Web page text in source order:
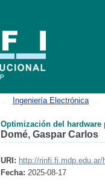
Ingeniería Electrónica
Optimización del hardware
Domé, Gaspar Carlos
URI: http://rinfi.fi.mdp.edu.ar/
Fecha: 2025-08-17